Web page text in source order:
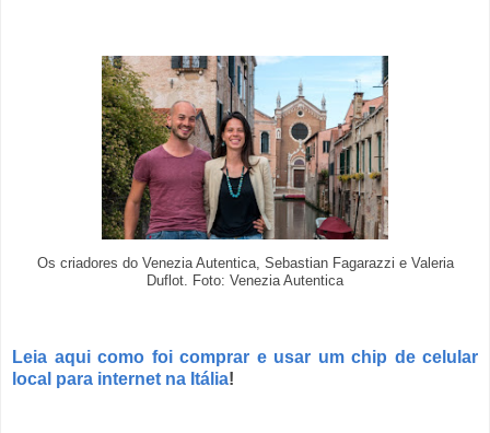
Os criadores do Venezia Autentica, Sebastian Fagarazzi e Valeria
Duflot. Foto: Venezia Autentica
Leia aqui como foi comprar e usar um chip de celular
local para internet na Itália!